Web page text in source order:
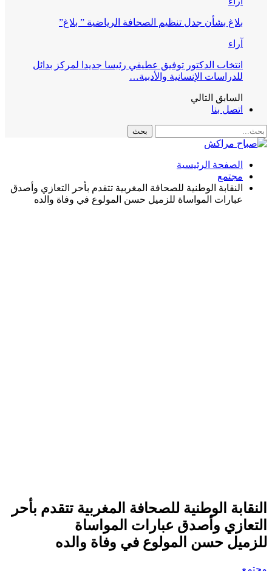
بلاغ بشأن جدل تنظيم الصحافة الرياضية ” بلاغ”
آراء
انتخاب الدكتور توفيق عطيفي رئيسا جديدا لمركز بدائل
للدراسات الإنسانية والأدبية…
السابق التالي
اتصل بنا
الصفحة الرئيسية
مجتمع
النقابة الوطنية للصحافة المغربية تتقدم بأحر التعازي وأصدق
عبارات المواساة للزميل حسن المولوع في وفاة والده
النقابة الوطنية للصحافة المغربية تتقدم بأحر
التعازي وأصدق عبارات المواساة
للزميل حسن المولوع في وفاة والده
مجتمع